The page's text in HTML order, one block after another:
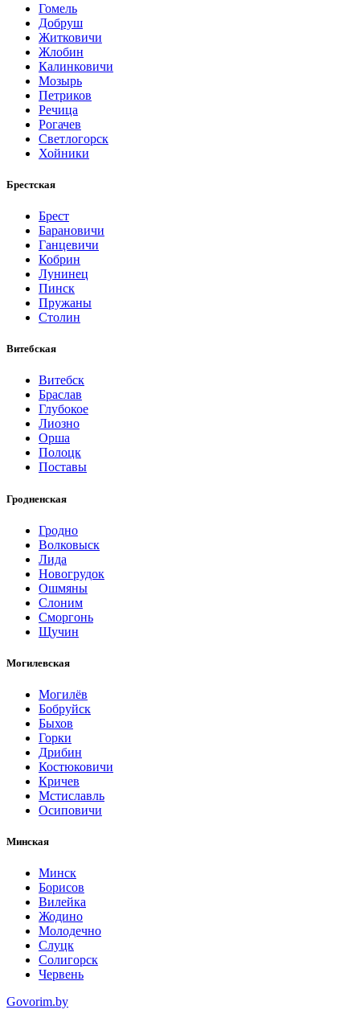
Гомель
Добруш
Житковичи
Жлобин
Калинковичи
Мозырь
Петриков
Речица
Рогачев
Светлогорск
Хойники
Брестская
Брест
Барановичи
Ганцевичи
Кобрин
Лунинец
Пинск
Пружаны
Столин
Витебская
Витебск
Браслав
Глубокое
Лиозно
Орша
Полоцк
Поставы
Гродненская
Гродно
Волковыск
Лида
Новогрудок
Ошмяны
Слоним
Сморгонь
Щучин
Могилевская
Могилёв
Бобруйск
Быхов
Горки
Дрибин
Костюковичи
Кричев
Мстиславль
Осиповичи
Минская
Минск
Борисов
Вилейка
Жодино
Молодечно
Слуцк
Солигорск
Червень
Govorim.by